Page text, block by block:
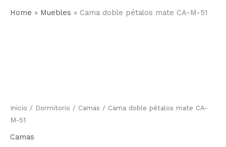
Home » Muebles » Cama doble pétalos mate CA-M-51
Inicio / Dormitorio / Camas / Cama doble pétalos mate CA-
M-51
Camas